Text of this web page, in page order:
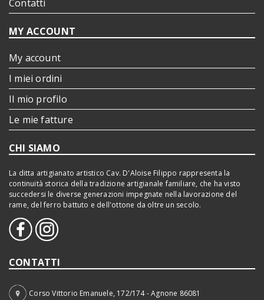
Contatti
MY ACCOUNT
My account
I miei ordini
Il mio profilo
Le mie fatture
CHI SIAMO
La ditta artigianato artistico Cav. D'Aloise Filippo rappresenta la
continuità storica della tradizione artigianale familiare, che ha visto
succedersi le diverse generazioni impegnate nella lavorazione del
rame, del ferro battuto e dell'ottone da oltre un secolo.
CONTATTI
Corso Vittorio Emanuele, 172/174 - Agnone 86081